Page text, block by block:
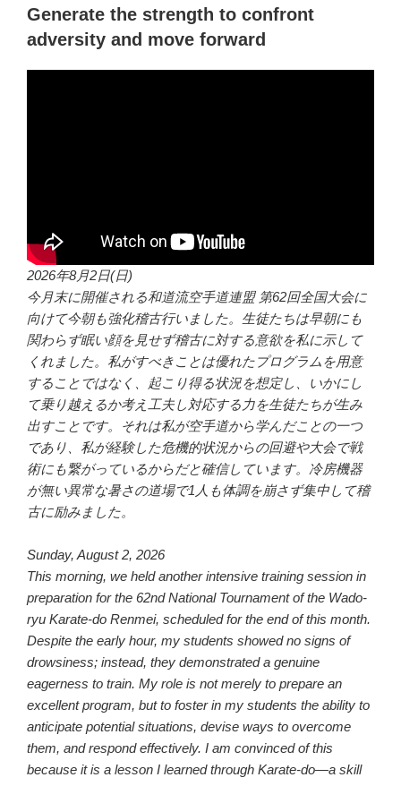
Generate the strength to confront
adversity and move forward
2026年8月2日(日)
今月末に開催される和道流空手道連盟 第62回全国大会に
向けて今朝も強化稽古行いました。生徒たちは早朝にも
関わらず眠い顔を見せず稽古に対する意欲を私に示して
くれました。私がすべきことは優れたプログラムを用意
することではなく、起こり得る状況を想定し、いかにし
て乗り越えるか考え工夫し対応する力を生徒たちが生み
出すことです。それは私が空手道から学んだことの一つ
であり、私が経験した危機的状況からの回避や大会で戦
術にも繋がっているからだと確信しています。冷房機器
が無い異常な暑さの道場で1人も体調を崩さず集中して稽
古に励みました。
Sunday, August 2, 2026
This morning, we held another intensive training session in
preparation for the 62nd National Tournament of the Wado-
ryu Karate-do Renmei, scheduled for the end of this month.
Despite the early hour, my students showed no signs of
drowsiness; instead, they demonstrated a genuine
eagerness to train. My role is not merely to prepare an
excellent program, but to foster in my students the ability to
anticipate potential situations, devise ways to overcome
them, and respond effectively. I am convinced of this
because it is a lesson I learned through Karate-do—a skill